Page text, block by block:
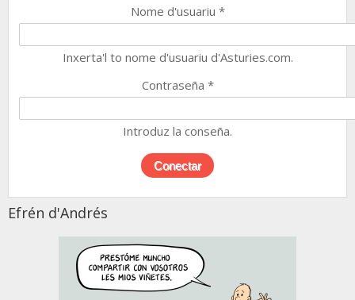
Nome d'usuariu *
Inxerta'l to nome d'usuariu d'Asturies.com.
Contraseña *
Introduz la conseña.
Efrén d'Andrés